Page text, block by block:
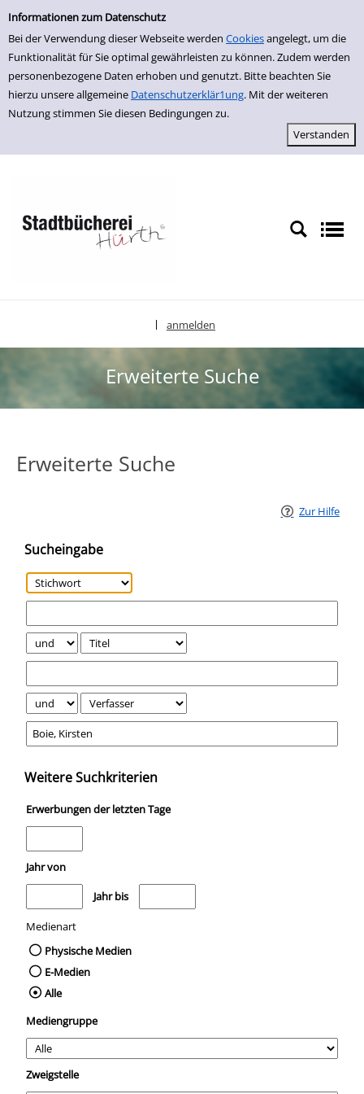
Erweiterte Suche
Informationen zum Datenschutz
Bei der Verwendung dieser Webseite werden Cookiesangelegt, um die
Funktionalität für Sie optimal gewährleisten zu können. Zudem werden
personenbezogene Daten erhoben und genutzt. Bitte beachten Sie
hierzu unsere allgemeine Datenschutzerklär1ung. Mit der weiteren
Nutzung stimmen Sie diesen Bedingungen zu.
zur Navigation springen
zum Inhalt springen
Zur erweiterten Suche springen
anmelden
Erweiterte Suche
Erweiterte Suche
Zur Hilfe
Sucheingabe
Weitere Suchkriterien
Erwerbungen der letzten Tage
Jahr von
Medien anzeigen, die nach dem Jahr veröffentlicht wurden
Jahr bis
Medienart
Physische Medien
E-Medien
Alle
Mediengruppe
Zweigstelle